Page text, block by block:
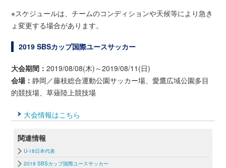
※スケジュールは、チームのコンディションや天候等により急き
ょ変更する場合があります。
2019 SBSカップ国際ユースサッカー
大会期間：2019/08/08(木)～2019/08/11(日)
会場：静岡／藤枝総合運動公園サッカー場、愛鷹広域公園多目
的競技場、草薙陸上競技場
大会情報はこちら
関連情報
U-18日本代表
2019 SBSカップ国際ユースサッカー